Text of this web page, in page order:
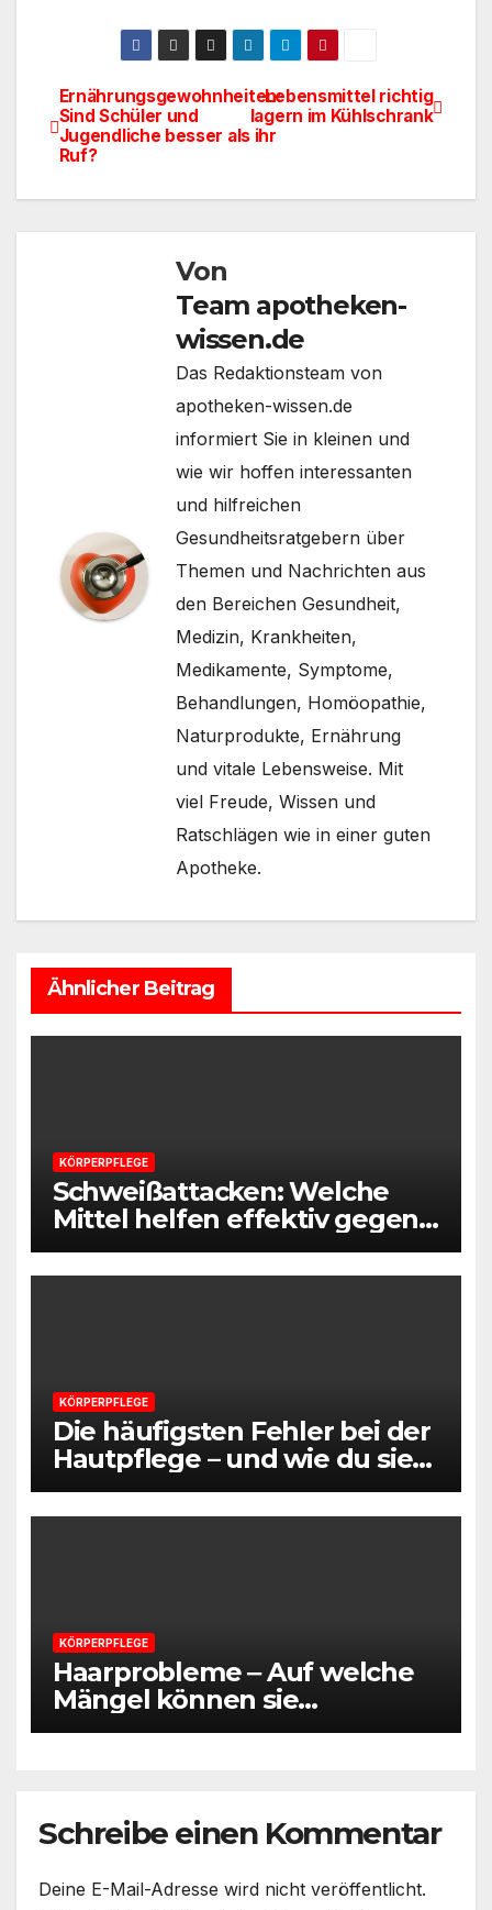
Beitragsnavigation
Lebensmittel richtig
lagern im Kühlschrank
Ernährungsgewohnheiten:
Sind Schüler und
Jugendliche besser als ihr
Ruf?
Von
Team apotheken-
wissen.de
Das Redaktionsteam von
apotheken-wissen.de
informiert Sie in kleinen und
wie wir hoffen interessanten
und hilfreichen
Gesundheitsratgebern über
Themen und Nachrichten aus
den Bereichen Gesundheit,
Medizin, Krankheiten,
Medikamente, Symptome,
Behandlungen, Homöopathie,
Naturprodukte, Ernährung
und vitale Lebensweise. Mit
viel Freude, Wissen und
Ratschlägen wie in einer guten
Apotheke.
Ähnlicher Beitrag
KÖRPERPFLEGE
Schweißattacken: Welche
Mittel helfen effektiv gegen
Schwitzen
KÖRPERPFLEGE
Die häufigsten Fehler bei der
Hautpflege – und wie du sie
vermeidest – Informativer
Beitrag
KÖRPERPFLEGE
Haarprobleme ‒ Auf welche
Mängel können sie
hinweisen?
Schreibe einen Kommentar
Deine E-Mail-Adresse wird nicht veröffentlicht.